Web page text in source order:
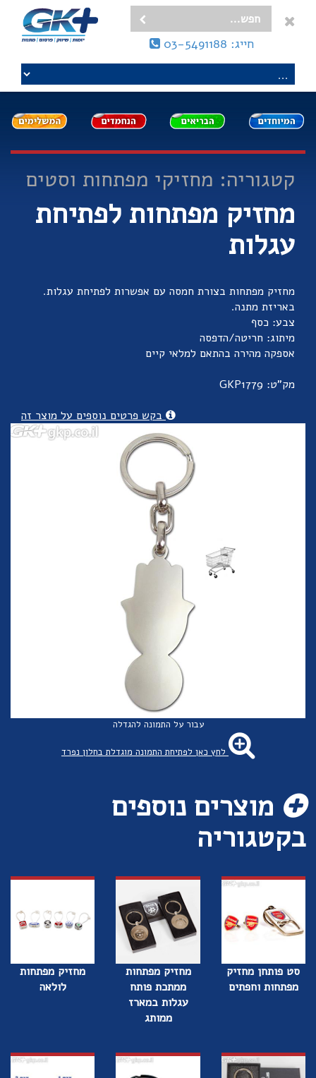
חייג: 03-5491188
קטגוריה: מחזיקי מפתחות וסטים
מחזיק מפתחות לפתיחת
עגלות
מחזיק מפתחות בצורת חמסה עם אפשרות לפתיחת עגלות.
באריזת מתנה.
צבע: כסף
מיתוג: חריטה/הדפסה
אספקה מהירה בהתאם למלאי קיים
מק"ט: GKP1779
בקש פרטים נוספים על מוצר זה
עבור על התמונה להגדלה
לחץ כאן לפתיחת התמונה מוגדלת בחלון נפרד
מוצרים נוספים
בקטגוריה
סט פותחן מחזיק
מפתחות וחפתים
מחזיק מפתחות
ממתכת פותח
עגלות במארז
ממותג
מחזיק מפתחות
לולאה